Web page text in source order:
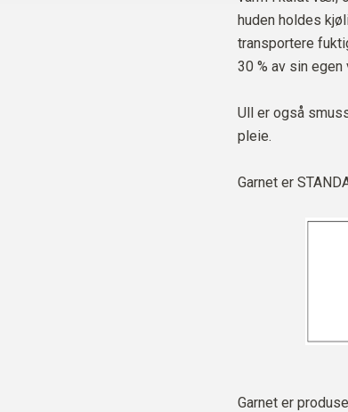
huden holdes
transportere
30 % av sin
Ull er også
pleie.
Garnet er
Garnet er